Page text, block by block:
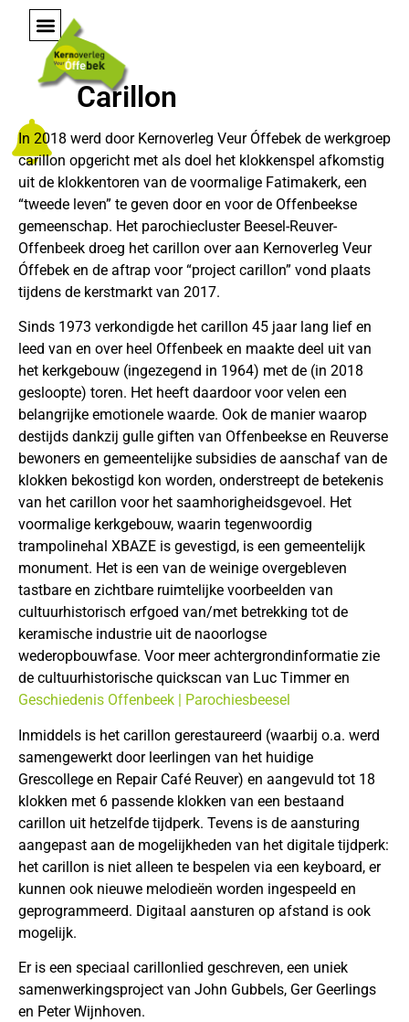
Carillon
In 2018 werd door Kernoverleg Veur Óffebek de werkgroep
carillon opgericht met als doel het klokkenspel afkomstig
uit de klokkentoren van de voormalige Fatimakerk, een
“tweede leven” te geven door en voor de Offenbeekse
gemeenschap. Het parochiecluster Beesel-Reuver-
Offenbeek droeg het carillon over aan Kernoverleg Veur
Óffebek en de aftrap voor “project carillon” vond plaats
tijdens de kerstmarkt van 2017.
Sinds 1973 verkondigde het carillon 45 jaar lang lief en
leed van en over heel Offenbeek en maakte deel uit van
het kerkgebouw (ingezegend in 1964) met de (in 2018
gesloopte) toren. Het heeft daardoor voor velen een
belangrijke emotionele waarde. Ook de manier waarop
destijds dankzij gulle giften van Offenbeekse en Reuverse
bewoners en gemeentelijke subsidies de aanschaf van de
klokken bekostigd kon worden, onderstreept de betekenis
van het carillon voor het saamhorigheidsgevoel. Het
voormalige kerkgebouw, waarin tegenwoordig
trampolinehal XBAZE is gevestigd, is een gemeentelijk
monument. Het is een van de weinige overgebleven
tastbare en zichtbare ruimtelijke voorbeelden van
cultuurhistorisch erfgoed van/met betrekking tot de
keramische industrie uit de naoorlogse
wederopbouwfase. Voor meer achtergrondinformatie zie
de cultuurhistorische quickscan van Luc Timmer en
Geschiedenis Offenbeek | Parochiesbeesel
Inmiddels is het carillon gerestaureerd (waarbij o.a. werd
samengewerkt door leerlingen van het huidige
Grescollege en Repair Café Reuver) en aangevuld tot 18
klokken met 6 passende klokken van een bestaand
carillon uit hetzelfde tijdperk. Tevens is de aansturing
aangepast aan de mogelijkheden van het digitale tijdperk:
het carillon is niet alleen te bespelen via een keyboard, er
kunnen ook nieuwe melodieën worden ingespeeld en
geprogrammeerd. Digitaal aansturen op afstand is ook
mogelijk.
Er is een speciaal carillonlied geschreven, een uniek
samenwerkingsproject van John Gubbels, Ger Geerlings
en Peter Wijnhoven.